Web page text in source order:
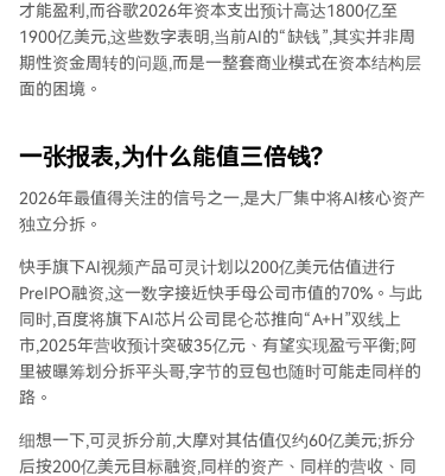
才能盈利,而谷歌2026年资本支出预计高达1800亿至
1900亿美元,这些数字表明,当前AI的“缺钱”,其实并非周
期性资金周转的问题,而是一整套商业模式在资本结构层
面的困境。
一张报表,为什么能值三倍钱?
2026年最值得关注的信号之一,是大厂集中将AI核心资产
独立分拆。
快手旗下AI视频产品可灵计划以200亿美元估值进行
PreIPO融资,这一数字接近快手母公司市值的70%。与此
同时,百度将旗下AI芯片公司昆仑芯推向“A+H”双线上
市,2025年营收预计突破35亿元、有望实现盈亏平衡;阿
里被曝筹划分拆平头哥,字节的豆包也随时可能走同样的
路。
细想一下,可灵拆分前,大摩对其估值仅约60亿美元;拆分
后按200亿美元目标融资,同样的资产、同样的营收、同